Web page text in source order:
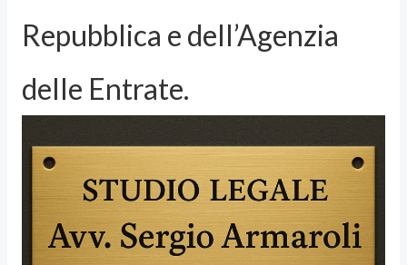
Repubblica e dell’Agenzia
delle Entrate.